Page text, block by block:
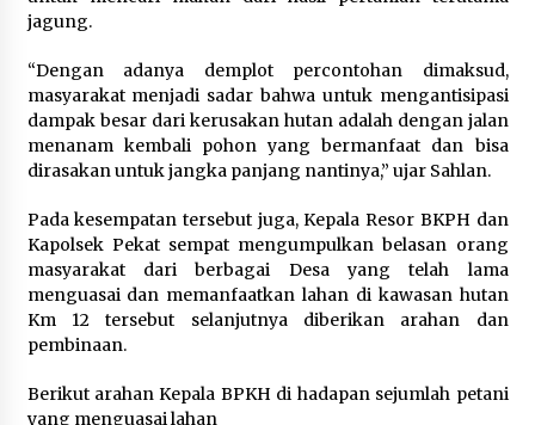
jagung.
“Dengan adanya demplot percontohan dimaksud,
masyarakat menjadi sadar bahwa untuk mengantisipasi
dampak besar dari kerusakan hutan adalah dengan jalan
menanam kembali pohon yang bermanfaat dan bisa
dirasakan untuk jangka panjang nantinya,” ujar Sahlan.
Pada kesempatan tersebut juga, Kepala Resor BKPH dan
Kapolsek Pekat sempat mengumpulkan belasan orang
masyarakat dari berbagai Desa yang telah lama
menguasai dan memanfaatkan lahan di kawasan hutan
Km 12 tersebut selanjutnya diberikan arahan dan
pembinaan.
Berikut arahan Kepala BPKH di hadapan sejumlah petani
yang menguasai lahan